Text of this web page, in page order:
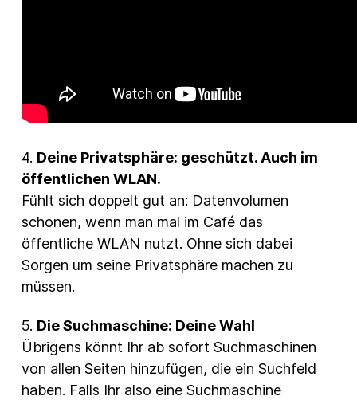
4. Deine Privatsphäre: geschützt. Auch im
öffentlichen WLAN.
Fühlt sich doppelt gut an: Datenvolumen
schonen, wenn man mal im Café das
öffentliche WLAN nutzt. Ohne sich dabei
Sorgen um seine Privatsphäre machen zu
müssen.
5. Die Suchmaschine: Deine Wahl
Übrigens könnt Ihr ab sofort Suchmaschinen
von allen Seiten hinzufügen, die ein Suchfeld
haben. Falls Ihr also eine Suchmaschine